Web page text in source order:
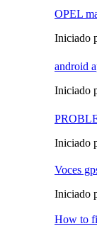
OPEL
Iniciado
android
Iniciado
Iniciado
Voces
Iniciado
How to